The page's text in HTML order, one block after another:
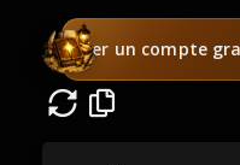
Créer un compte